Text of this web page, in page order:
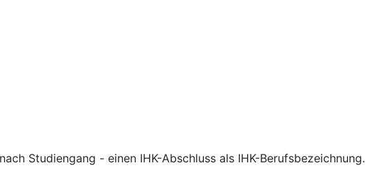
Studiengang - einen IHK-Abschluss als IHK-Berufsbezeichnung.